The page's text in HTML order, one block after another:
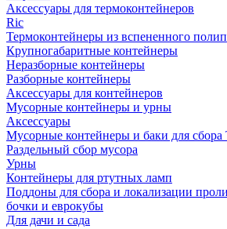
Аксессуары для термоконтейнеров
Ric
Термоконтейнеры из вспененного
Крупногабаритные контейнеры
Неразборные контейнеры
Разборные контейнеры
Аксессуары для контейнеров
Мусорные контейнеры и урны
Аксессуары
Мусорные контейнеры и баки для
Раздельный сбор мусора
Урны
Контейнеры для ртутных ламп
Поддоны для сбора и локализации
бочки и еврокубы
Для дачи и сада